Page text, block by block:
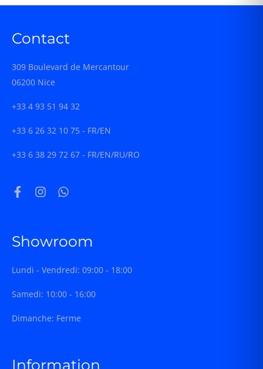
Contact
309 Boulevard de Mercantour
06200 Nice
+33 4 93 51 94 32
+33 6 26 32 10 75 - FR/EN
+33 6 38 29 72 67 - FR/EN/RU/RO
Showroom
Lundi - Vendredi: 09:00 - 18:00
Samedi: 10:00 - 16:00
Dimanche: Ferme
Information